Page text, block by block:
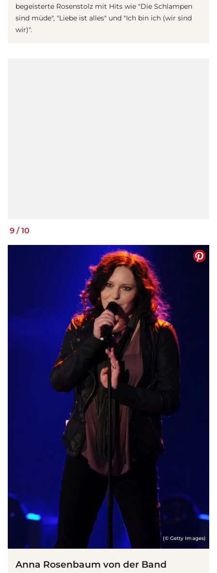
begeisterte Rosenstolz mit Hits wie "Die Schlampen
sind müde", "Liebe ist alles" und "Ich bin ich (wir sind
wir)".
9 / 10
(© Getty Images)
Anna Rosenbaum von der Band